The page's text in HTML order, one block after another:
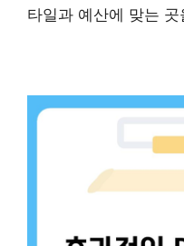
타일과 예산에 맞는